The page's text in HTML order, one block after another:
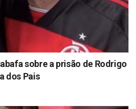
sobre a prisão de Rodrigo
dos Pais